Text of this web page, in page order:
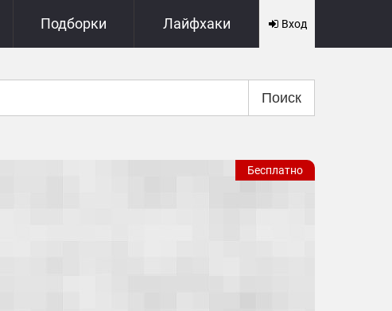
Подборки Лайфхаки Вход
Поиск
Бесплатно